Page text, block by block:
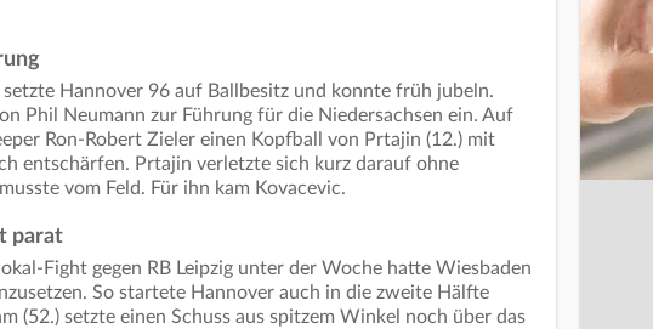
Hannover 96 auf Ballbesitz und konnte früh jubeln.
Phil Neumann zur Führung für die Niedersachsen ein. Auf
Ron-Robert Zieler einen Kopfball von Prtajin (12.) mit
entschärfen. Prtajin verletzte sich kurz darauf ohne
vom Feld. Für ihn kam Kovacevic.
parat
Fight gegen RB Leipzig unter der Woche hatte Wiesbaden
So startete Hannover auch in die zweite Hälfte
(52.) setzte einen Schuss aus spitzem Winkel noch über das